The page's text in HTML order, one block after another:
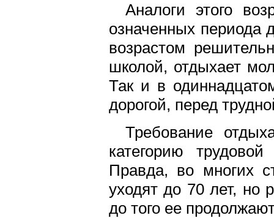
Аналоги этого
означенных периода
возрастом
школой, отдыхает
Так и в
дорогой, перед
Требование
категорию
Правда, во многих
уходят до 70 лет, но
до того ее